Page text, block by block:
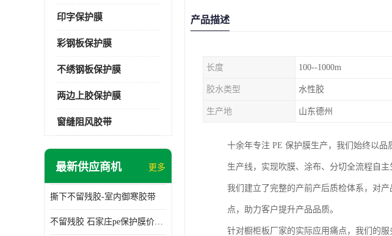
印字保护膜
彩钢板保护膜
不绣钢板保护膜
两边上胶保护膜
窗缝阻风胶带
最新供应商机 更多
撕下不留残胶-室内御寒胶带
不留残胶 石家庄pe保护膜价格 塑料薄膜
产品描述
长度 100--1000m
胶水类型 水性胶
生产地 山东德州
十余年专注 PE 保护膜生产，我们始终以
生产线，实现吹膜、涂布、分切全流程自
我们建立了完整的产前产后质检体系，对
点，助力客户提升产品品质。
针对橱柜板厂家的实际应用痛点，我们的